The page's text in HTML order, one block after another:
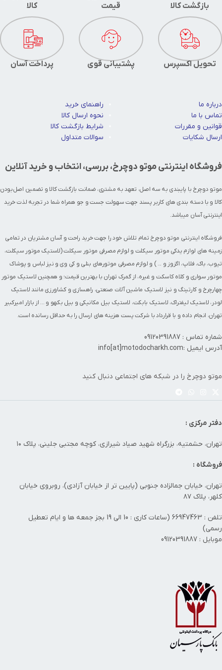
کالا
قیمت
بازگشت کالا
پرداخت آسان پشتیبانی قوی تحویل اکسپرس
راهنمای خرید
نحوه ارسال کالا
شرایط بازگشت کالا
سوالات متداول
درباره ما
تماس با ما
قوانین و مقررات
ارسال شکایات
فروشگاه اینترنتی موتو دوچرخ، بررسی، انتخاب و خرید آنلاین
موتو دوچرخ با پایبندی به سه اصل، تعهد به مشتری، ضمانت بازگشت کالا و تضمین اصل‌بودن
کالا و با دسته بندی های کاربر پسند جهت سهولت جست و جو همراه شما در تجربه لذت خرید
اینترنتی آسان میباشد.
فروشگاه اینترنتی موتو دوچرخ تمام تلاش خود را جهت خرید راحت و آسان مشتریان در تمامی
زمینه های لوازم یدکی موتور سیکلت و لوازم مصرفی موتور سیکلت(لاستیک موتور سیکلت،
تیوب، باک، فلاپ، اگزوز و ... ) و لوازم مصرفی موتورهای بنلی و کی وی و نیز لباس و پوشاک
موتور سواری و کلاه کاسکت و غیره، از گمرک تهران با بهترین قیمت؛ و همچنین لاستیک موتور
چهارچرخ وکارتینگ و نیز لاستیک ماشین آلات صنعتی، راهسازی و کشاورزی مانندلاستیک
لودر ، لاستیک لیفتراک، لاستیک بابکت، لاستیک بیل مکانیکی و بیل بکهو و ... از بازار امیرکبیر
تهران، انجام داده و با قرارداد با شرکت پست هزینه های ارسال را به حداقل رسانده است.
شماره تماس : 09120391887
آدرس ایمیل :info[at]motodocharkh.com
موتو دوچرخ را در شبکه های اجتماعی دنبال کنید
دفتر مرکزی :
تهران، حشمتیه، بزرگراه شهید صیاد شیرازی، کوچه مجتبی جلینی، پلاک ۱۰
فروشگاه :
تهران، خیابان جمالزاده جنوبی (پایین تر از خیابان آزادی)، روبروی خیابان
کلهر، پلاک ۸۷
تلفن : 66947463 (ساعات کاری : 10 الی 19 بجز جمعه ها و ایام تعطیل
رسمی)
موبایل : 09120391887